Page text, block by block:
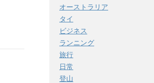
オーストラリア
タイ
ビジネス
ランニング
旅行
日常
登山